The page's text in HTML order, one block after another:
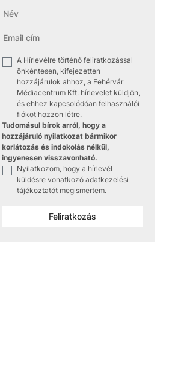
✓
A Hírlevélre történő feliratkozással
önkéntesen, kifejezetten
hozzájárulok ahhoz, a Fehérvár
Médiacentrum Kft. hírlevelet küldjön,
és ehhez kapcsolódóan felhasználói
fiókot hozzon létre.
Tudomásul bírok arról, hogy a
hozzájáruló nyilatkozat bármikor
korlátozás és indokolás nélkül,
ingyenesen visszavonható.
✓
Nyilatkozom, hogy a hírlevél
küldésre vonatkozó adatkezelési
tájékoztatót megismertem.
Feliratkozás